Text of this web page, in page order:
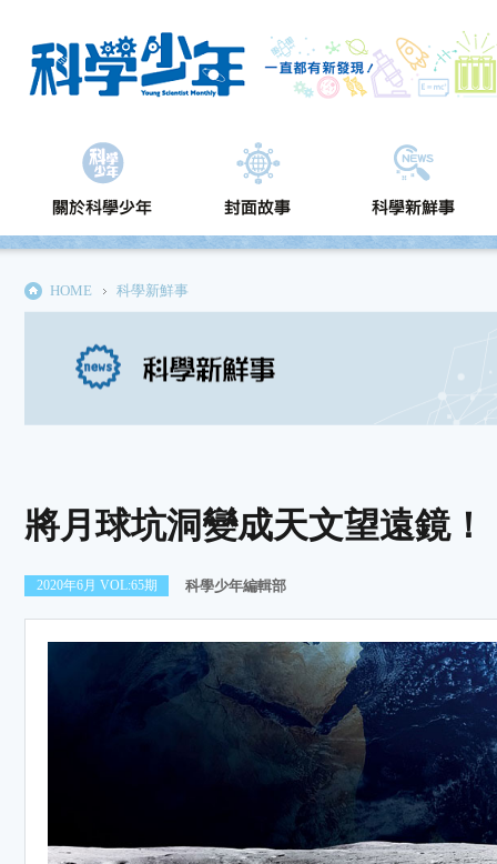
HOME 科學新鮮事
將月球坑洞變成天文望遠鏡！
2020年6月 VOL:65期 科學少年編輯部